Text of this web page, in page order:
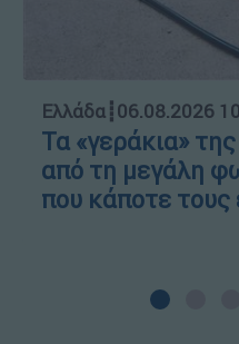
Ελλάδα┋06.08.2026
Τα «γεράκια»
από τη μεγάλη
που κάποτε τους